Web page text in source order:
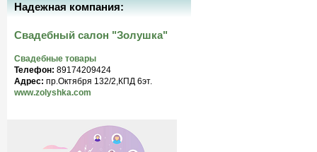
Надежная компания:
Свадебный салон "Золушка"
Свадебные товары
Телефон: 89174209424
Адрес: пр.Октября 132/2,КПД 6эт.
www.zolyshka.com